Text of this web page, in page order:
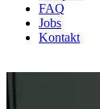
FAQ
Jobs
Kontakt